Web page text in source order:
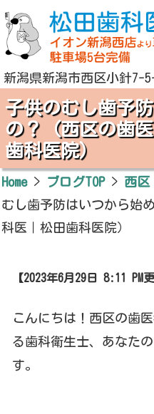
新潟県新潟市西区小針7-
子供のむし歯予
の？（西区の歯
歯科医院）
Home> ブログTOP> 西
むし歯予防はいつから始
科医｜松田歯科医院）
【2023年6月29日 8:11 PM更
こんにちは！西区の歯
る歯科衛生士、あなた
す。